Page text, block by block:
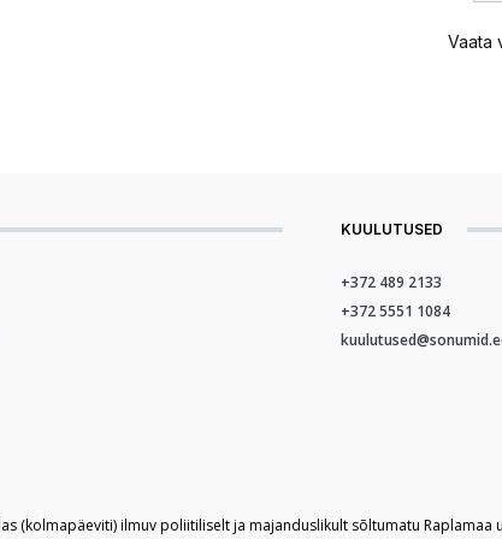
Vaata
KUULUTUSED
+372 489 2133
+372 5551 1084
(kolmapäeviti) ilmuv poliitiliselt ja majanduslikult sõltumatu Raplamaa